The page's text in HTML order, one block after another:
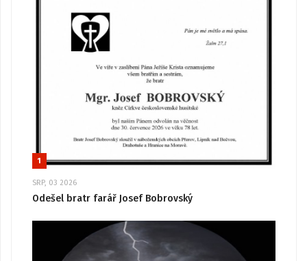
1
SRP, 03 2026
Odešel bratr farář Josef Bobrovský